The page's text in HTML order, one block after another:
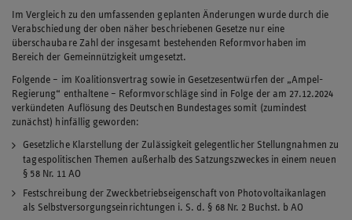
Im Vergleich zu den umfassenden geplanten Änderungen wurde durch die
Verabschiedung der oben näher beschriebenen Gesetze nur eine
überschaubare Zahl der insgesamt bestehenden Reformvorhaben im
Bereich der Gemeinnützigkeit umgesetzt.
Folgende – im Koalitionsvertrag sowie in Gesetzesentwürfen der „Ampel-
Regierung“ enthaltene – Reformvorschläge sind in Folge der am 27.12.2024
verkündeten Auflösung des Deutschen Bundestages somit (zumindest
zunächst) hinfällig geworden:
Gesetzliche Klarstellung der Zulässigkeit gelegentlicher Stellungnahmen zu
tagespolitischen Themen außerhalb des Satzungszweckes in einem neuen
§ 58 Nr. 11 AO
Festschreibung der Zweckbetriebseigenschaft von Photovoltaikanlagen
als Selbstversorgungseinrichtungen i. S. d. § 68 Nr. 2 Buchst. b AO